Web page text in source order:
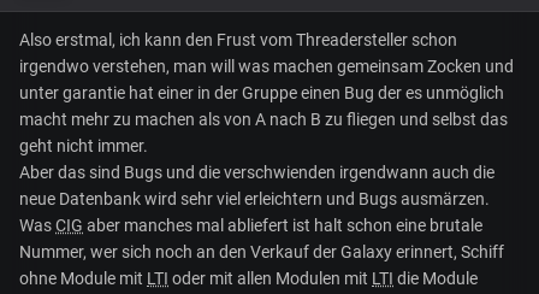
Also erstmal, ich kann den Frust vom Threadersteller schon
irgendwo verstehen, man will was machen gemeinsam Zocken und
unter garantie hat einer in der Gruppe einen Bug der es unmöglich
macht mehr zu machen als von A nach B zu fliegen und selbst das
geht nicht immer.
Aber das sind Bugs und die verschwienden irgendwann auch die
neue Datenbank wird sehr viel erleichtern und Bugs ausmärzen.
WasCIG aber manches mal abliefert ist halt schon eine brutale
Nummer, wer sich noch an den Verkauf der Galaxy erinnert, Schiff
ohne Module mit LTI oder mit allen Modulen mit LTI die Module